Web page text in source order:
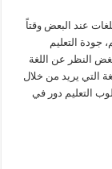
عند البعض وقتاً
جودة التعليم
النظر عن اللغة
التي يريد من خلال
التعليم دور في